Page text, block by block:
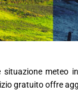
situazione meteo
gratuito offre